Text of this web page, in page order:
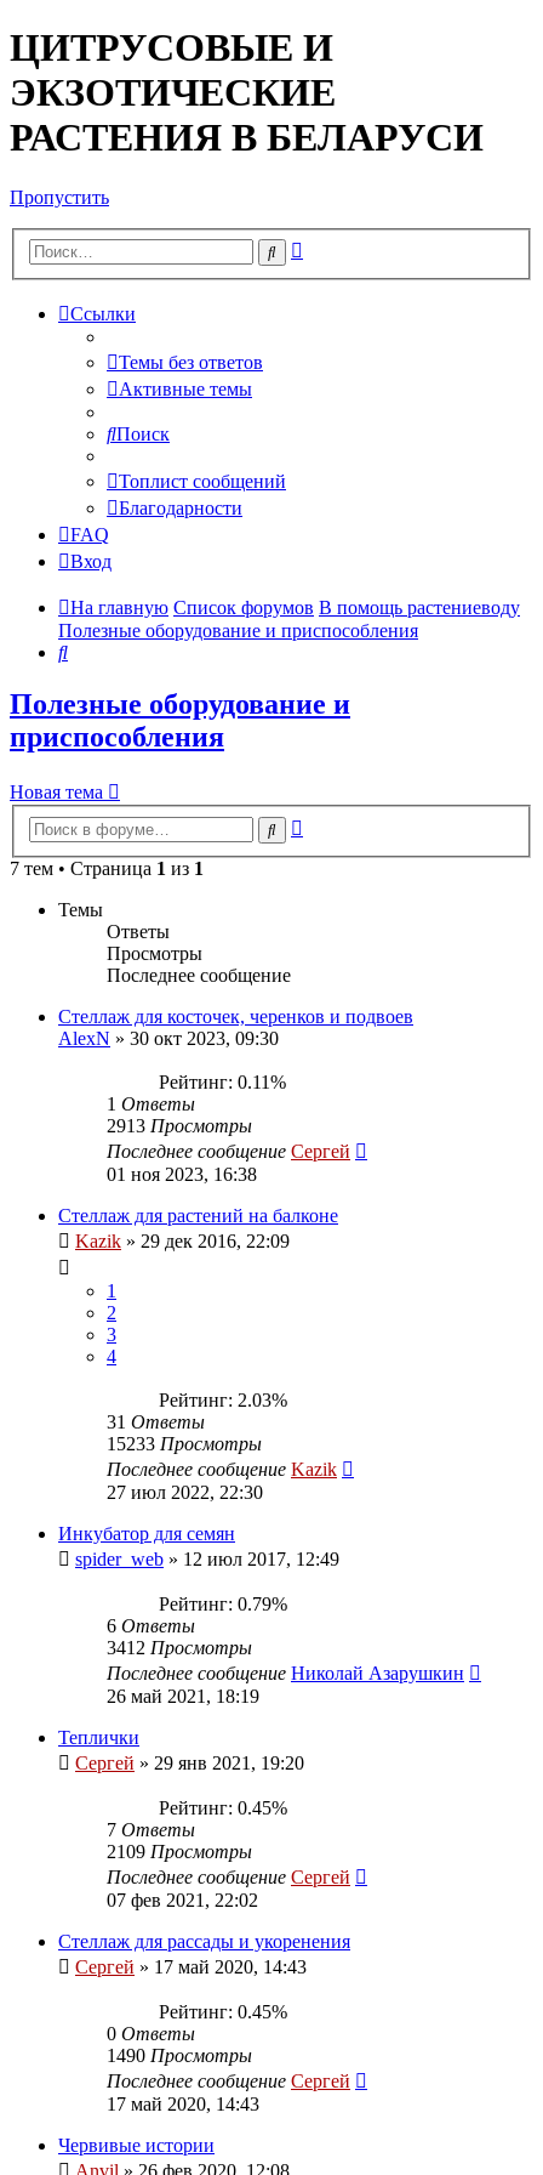
ЦИТРУСОВЫЕ И
ЭКЗОТИЧЕСКИЕ
РАСТЕНИЯ В БЕЛАРУСИ
Пропустить
Поиск
Ссылки
Темы без ответов
Активные темы
Поиск
Топлист сообщений
Благодарности
FAQ
Вход
На главную Список форумов В помощь растениеводу
Полезные оборудование и приспособления
Поиск
Полезные оборудование и
приспособления
Новая тема
Поиск
7 тем • Страница 1 из 1
Темы
Ответы
Просмотры
Последнее сообщение
Стеллаж для косточек, черенков и подвоев
AlexN » 30 окт 2023, 09:30
Рейтинг: 0.11%
1 Ответы
2913 Просмотры
Последнее сообщение Сергей
01 ноя 2023, 16:38
Стеллаж для растений на балконе
Kazik » 29 дек 2016, 22:09
1
2
3
4
Рейтинг: 2.03%
31 Ответы
15233 Просмотры
Последнее сообщение Kazik
27 июл 2022, 22:30
Инкубатор для семян
spider_web » 12 июл 2017, 12:49
Рейтинг: 0.79%
6 Ответы
3412 Просмотры
Последнее сообщение Николай Азарушкин
26 май 2021, 18:19
Теплички
Сергей » 29 янв 2021, 19:20
Рейтинг: 0.45%
7 Ответы
2109 Просмотры
Последнее сообщение Сергей
07 фев 2021, 22:02
Стеллаж для рассады и укоренения
Сергей » 17 май 2020, 14:43
Рейтинг: 0.45%
0 Ответы
1490 Просмотры
Последнее сообщение Сергей
17 май 2020, 14:43
Червивые истории
Anvil » 26 фев 2020, 12:08